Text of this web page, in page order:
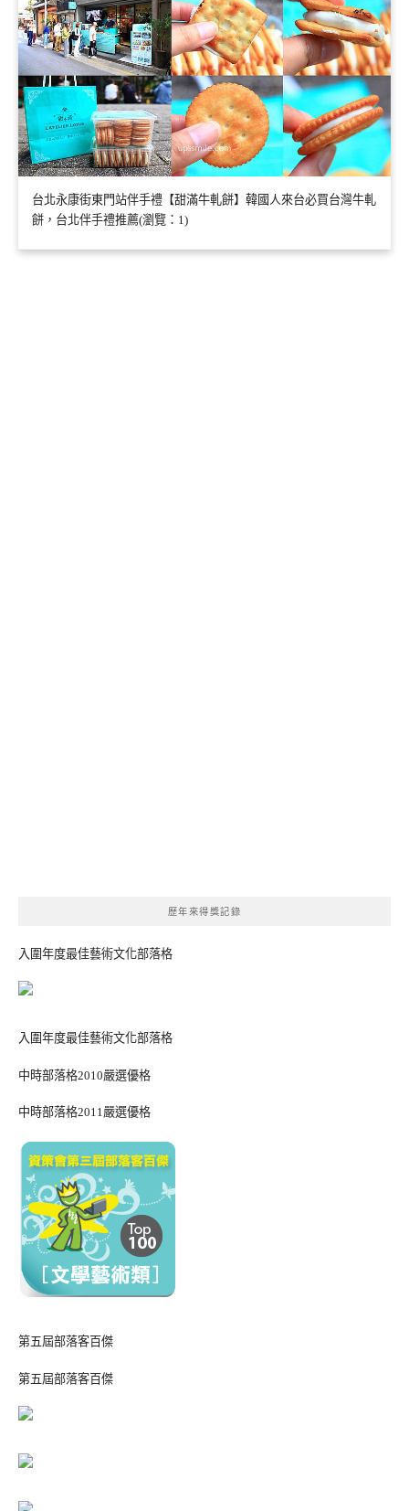
台北永康街東門站伴手禮【甜滿牛軋餅】韓國人來台必買台灣牛軋
餅，台北伴手禮推薦(瀏覽：1)
歷年來得獎記錄
入圍年度最佳藝術文化部落格
入圍年度最佳藝術文化部落格
中時部落格2010嚴選優格
中時部落格2011嚴選優格
第五屆部落客百傑
第五屆部落客百傑